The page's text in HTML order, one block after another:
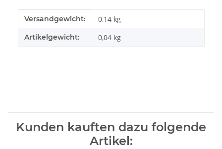
Produkteigenschaft
Wert
Versandgewicht: 0,14 kg
Artikelgewicht: 0,04 kg
Kunden kauften dazu folgende
Artikel: